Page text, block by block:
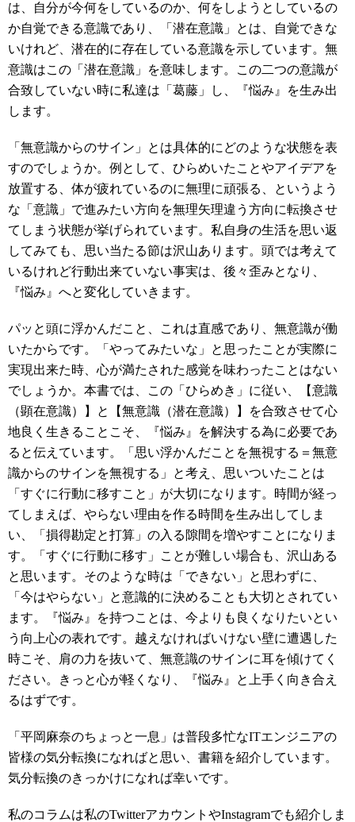
は、自分が今何をしているのか、何をしようとしているの
か自覚できる意識であり、「潜在意識」とは、自覚できな
いけれど、潜在的に存在している意識を示しています。無
意識はこの「潜在意識」を意味します。この二つの意識が
合致していない時に私達は「葛藤」し、『悩み』を生み出
します。
「無意識からのサイン」とは具体的にどのような状態を表
すのでしょうか。例として、ひらめいたことやアイデアを
放置する、体が疲れているのに無理に頑張る、というよう
な「意識」で進みたい方向を無理矢理違う方向に転換させ
てしまう状態が挙げられています。私自身の生活を思い返
してみても、思い当たる節は沢山あります。頭では考えて
いるけれど行動出来ていない事実は、後々歪みとなり、
『悩み』へと変化していきます。
パッと頭に浮かんだこと、これは直感であり、無意識が働
いたからです。「やってみたいな」と思ったことが実際に
実現出来た時、心が満たされた感覚を味わったことはない
でしょうか。本書では、この「ひらめき」に従い、【意識
（顕在意識）】と【無意識（潜在意識）】を合致させて心
地良く生きることこそ、『悩み』を解決する為に必要であ
ると伝えています。「思い浮かんだことを無視する＝無意
識からのサインを無視する」と考え、思いついたことは
「すぐに行動に移すこと」が大切になります。時間が経っ
てしまえば、やらない理由を作る時間を生み出してしま
い、「損得勘定と打算」の入る隙間を増やすことになりま
す。「すぐに行動に移す」ことが難しい場合も、沢山ある
と思います。そのような時は「できない」と思わずに、
「今はやらない」と意識的に決めることも大切とされてい
ます。『悩み』を持つことは、今よりも良くなりたいとい
う向上心の表れです。越えなければいけない壁に遭遇した
時こそ、肩の力を抜いて、無意識のサインに耳を傾けてく
ださい。きっと心が軽くなり、『悩み』と上手く向き合え
るはずです。
「平岡麻奈のちょっと一息」は普段多忙なITエンジニアの
皆様の気分転換になればと思い、 書籍を紹介しています。
気分転換のきっかけになれば幸いです。
私のコラムは私のTwitterアカウントやInstagramでも紹介しま